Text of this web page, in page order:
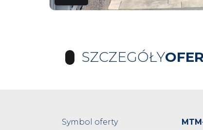
SZCZEGÓŁY
Symbol oferty